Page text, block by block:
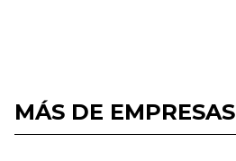
MÁS DE EMPRESAS